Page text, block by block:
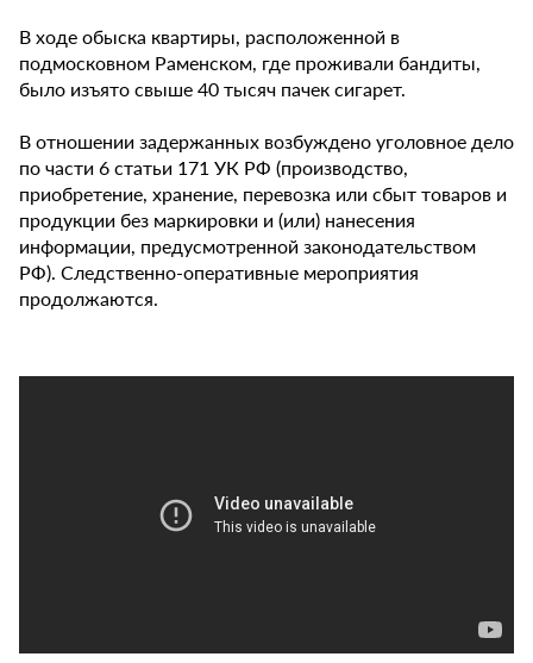
В ходе обыска квартиры, расположенной в
подмосковном Раменском, где проживали бандиты,
было изъято свыше 40 тысяч пачек сигарет.
В отношении задержанных возбуждено уголовное дело
по части 6 статьи 171 УК РФ (производство,
приобретение, хранение, перевозка или сбыт товаров и
продукции без маркировки и (или) нанесения
информации, предусмотренной законодательством
РФ). Следственно-оперативные мероприятия
продолжаются.